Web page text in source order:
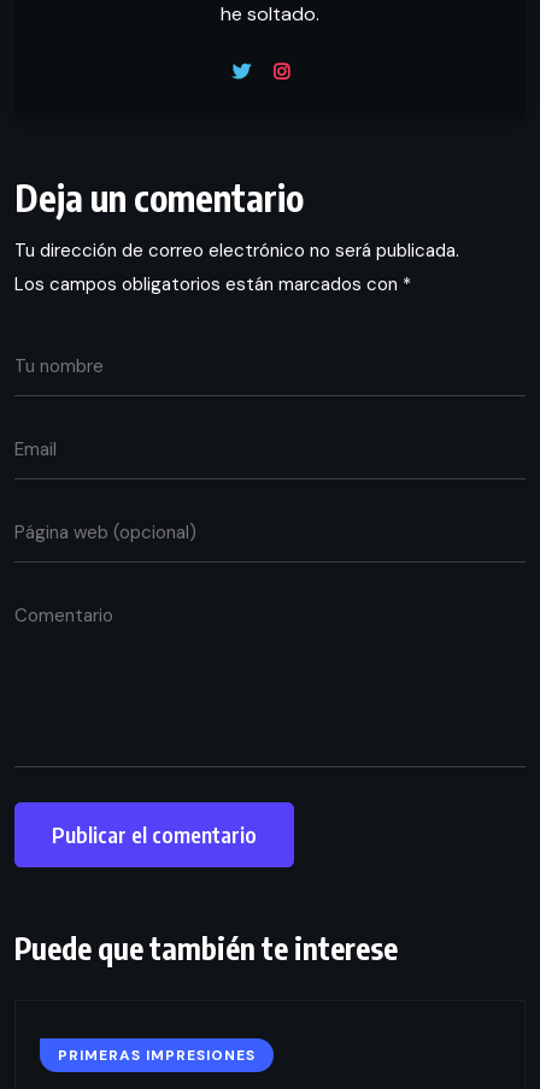
he soltado.
Deja un comentario
Tu dirección de correo electrónico no será publicada.
Los campos obligatorios están marcados con *
Puede que también te interese
PRIMERAS IMPRESIONES